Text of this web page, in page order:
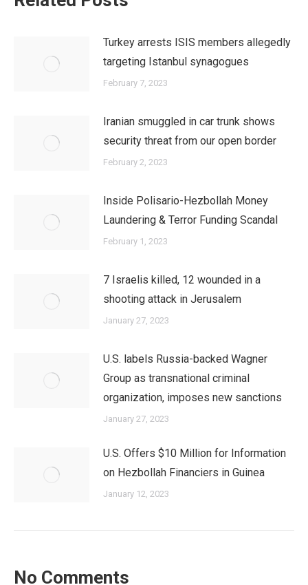
Turkey arrests ISIS members allegedly
targeting Istanbul synagogues
February 7, 2023
Iranian smuggled in car trunk shows
security threat from our open border
February 2, 2023
Inside Polisario-Hezbollah Money
Laundering & Terror Funding Scandal
February 1, 2023
7 Israelis killed, 12 wounded in a
shooting attack in Jerusalem
January 27, 2023
U.S. labels Russia-backed Wagner
Group as transnational criminal
organization, imposes new sanctions
January 27, 2023
U.S. Offers $10 Million for Information
on Hezbollah Financiers in Guinea
January 12, 2023
No Comments